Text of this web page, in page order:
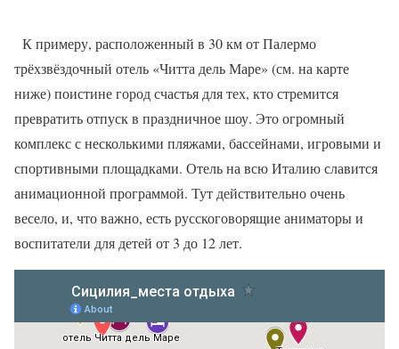
К примеру, расположенный в 30 км от Палермо
трёхзвёздочный отель «Читта дель Маре» (см. на карте
ниже) поистине город счастья для тех, кто стремится
превратить отпуск в праздничное шоу. Это огромный
комплекс с несколькими пляжами, бассейнами, игровыми и
спортивными площадками. Отель на всю Италию славится
анимационной программой. Тут действительно очень
весело, и, что важно, есть русскоговорящие аниматоры и
воспитатели для детей от 3 до 12 лет.